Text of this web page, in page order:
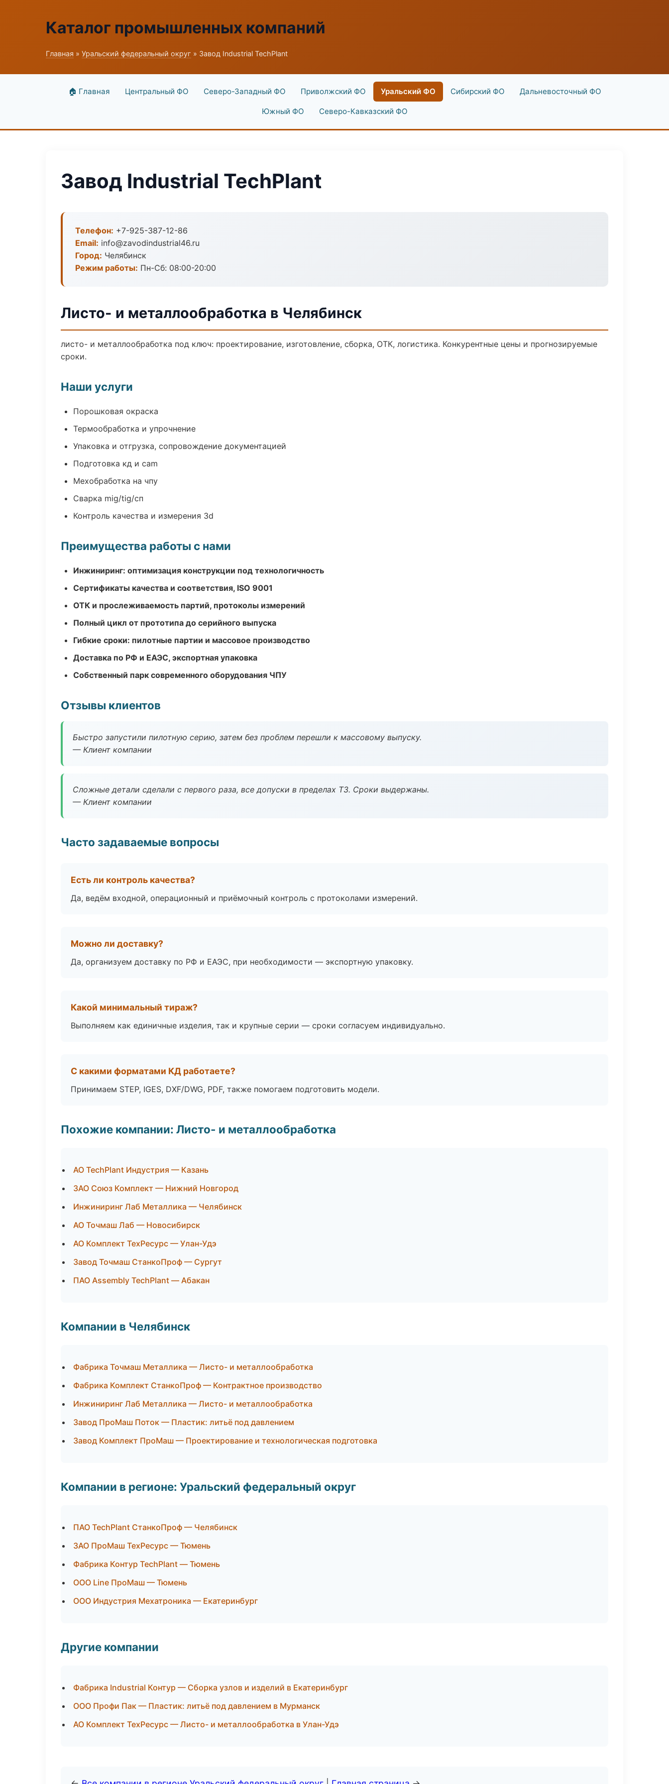
Каталог промышленных компаний
Главная » Уральский федеральный округ » Завод Industrial TechPlant
🏠 Главная Центральный ФО Северо-Западный ФО Приволжский ФО Уральский ФО Сибирский ФО Дальневосточный ФО
Южный ФО Северо-Кавказский ФО
Завод Industrial TechPlant
Телефон: +7-925-387-12-86
Email: info@zavodindustrial46.ru
Город: Челябинск
Режим работы: Пн-Сб: 08:00-20:00
Листо- и металлообработка в Челябинск
листо- и металлообработка под ключ: проектирование, изготовление, сборка, ОТК, логистика. Конкурентные цены и прогнозируемые
сроки.
Наши услуги
Порошковая окраска
Термообработка и упрочнение
Упаковка и отгрузка, сопровождение документацией
Подготовка кд и cam
Мехобработка на чпу
Сварка mig/tig/сп
Контроль качества и измерения 3d
Преимущества работы с нами
Инжиниринг: оптимизация конструкции под технологичность
Сертификаты качества и соответствия, ISO 9001
ОТК и прослеживаемость партий, протоколы измерений
Полный цикл от прототипа до серийного выпуска
Гибкие сроки: пилотные партии и массовое производство
Доставка по РФ и ЕАЭС, экспортная упаковка
Собственный парк современного оборудования ЧПУ
Отзывы клиентов
Быстро запустили пилотную серию, затем без проблем перешли к массовому выпуску.
— Клиент компании
Сложные детали сделали с первого раза, все допуски в пределах ТЗ. Сроки выдержаны.
— Клиент компании
Часто задаваемые вопросы
Есть ли контроль качества?
Да, ведём входной, операционный и приёмочный контроль с протоколами измерений.
Можно ли доставку?
Да, организуем доставку по РФ и ЕАЭС, при необходимости — экспортную упаковку.
Какой минимальный тираж?
Выполняем как единичные изделия, так и крупные серии — сроки согласуем индивидуально.
С какими форматами КД работаете?
Принимаем STEP, IGES, DXF/DWG, PDF, также помогаем подготовить модели.
Похожие компании: Листо- и металлообработка
АО TechPlant Индустрия — Казань
ЗАО Союз Комплект — Нижний Новгород
Инжиниринг Лаб Металлика — Челябинск
АО Точмаш Лаб — Новосибирск
АО Комплект ТехРесурс — Улан-Удэ
Завод Точмаш СтанкоПроф — Сургут
ПАО Assembly TechPlant — Абакан
Компании в Челябинск
Фабрика Точмаш Металлика — Листо- и металлообработка
Фабрика Комплект СтанкоПроф — Контрактное производство
Инжиниринг Лаб Металлика — Листо- и металлообработка
Завод ПроМаш Поток — Пластик: литьё под давлением
Завод Комплект ПроМаш — Проектирование и технологическая подготовка
Компании в регионе: Уральский федеральный округ
ПАО TechPlant СтанкоПроф — Челябинск
ЗАО ПроМаш ТехРесурс — Тюмень
Фабрика Контур TechPlant — Тюмень
ООО Line ПроМаш — Тюмень
ООО Индустрия Мехатроника — Екатеринбург
Другие компании
Фабрика Industrial Контур — Сборка узлов и изделий в Екатеринбург
ООО Профи Пак — Пластик: литьё под давлением в Мурманск
АО Комплект ТехРесурс — Листо- и металлообработка в Улан-Удэ